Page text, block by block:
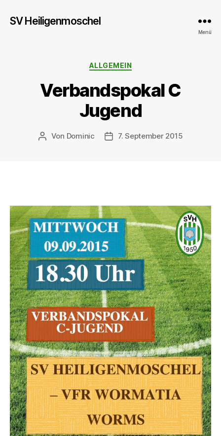
SV Heiligenmoschel
Menü
Kategorien
ALLGEMEIN
Verbandspokal C
Jugend
Beitragsautor
Von Dominic Veröffentlichungsdatum
7. September 2015